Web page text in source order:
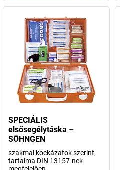
SPECIÁLIS
elsősegélytáska –
SÖHNGEN
szakmai kockázatok szerint,
tartalma DIN 13157-nek